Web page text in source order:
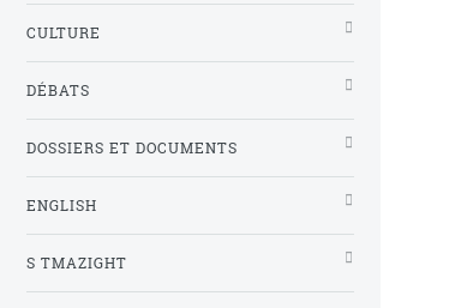
CULTURE
DÉBATS
DOSSIERS ET DOCUMENTS
ENGLISH
S TMAZIGHT